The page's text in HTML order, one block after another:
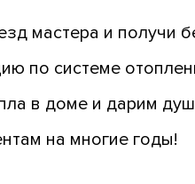
мастера и получи
по системе
в доме и дарим
на многие годы!